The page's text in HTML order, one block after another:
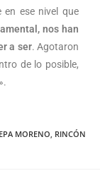
en ese nivel que
nos han
a ser. Agotaron
de lo posible,
MORENO, RINCÓN